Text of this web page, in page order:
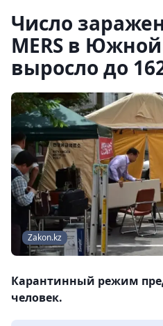
Число
MERS в
выросло до
Zakon.kz
Карантинный режим
человек.